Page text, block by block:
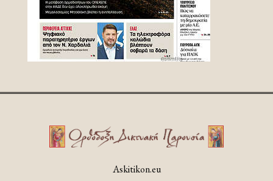
Askitikon.eu